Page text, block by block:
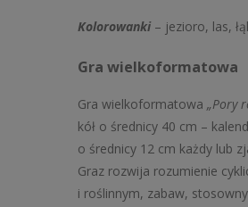
Kolorowanki – jezioro, las,
Gra wielkoformatowa
Gra wielkoformatowa „Pory
kół o średnicy 40 cm –
o średnicy 12 cm każdy lub
Graz rozwija rozumienie
i roślinnym, zabaw,